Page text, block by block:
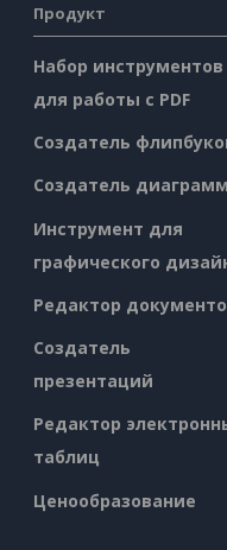
Продукт
Набор инструментов
для работы с PDF
Создатель
Создатель диаграмм
Инструмент для
графического
Редактор
Создатель
презентаций
Редактор
таблиц
Ценообразование